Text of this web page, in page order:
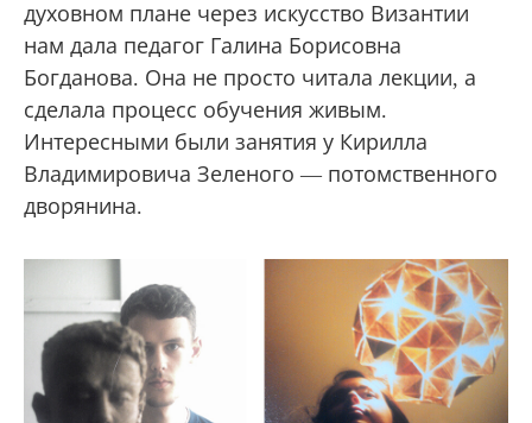
духовном плане через искусство Византии
нам дала педагог Галина Борисовна
Богданова. Она не просто читала лекции, а
сделала процесс обучения живым.
Интересными были занятия у Кирилла
Владимировича Зеленого — потомственного
дворянина.